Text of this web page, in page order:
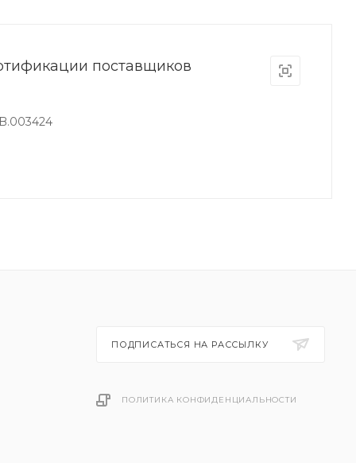
поставщиков
ПОДПИСАТЬСЯ НА РАССЫЛКУ
ПОЛИТИКА КОНФИДЕНЦИАЛЬНОСТИ